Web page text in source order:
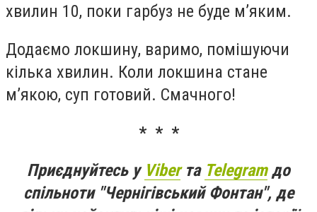
хвилин 10, поки гарбуз не буде м’яким.
Додаємо локшину, варимо, помішуючи
кілька хвилин. Коли локшина стане
м’якою, суп готовий. Смачного!
* * *
Приєднуйтесь у Viberта Telegramдо
спільноти "Чернігівський Фонтан", де